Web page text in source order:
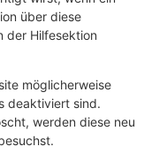
über diese
der Hilfesektion
möglicherweise
deaktiviert sind.
werden diese neu